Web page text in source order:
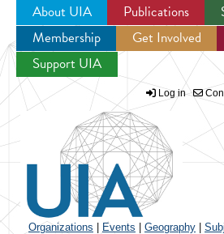
Jump to navigation
About UIA Publications
Membership
Get Involved
Support UIA
Log in
Organizations Events Geography